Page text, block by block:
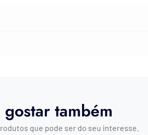
também
que pode ser do seu interesse.